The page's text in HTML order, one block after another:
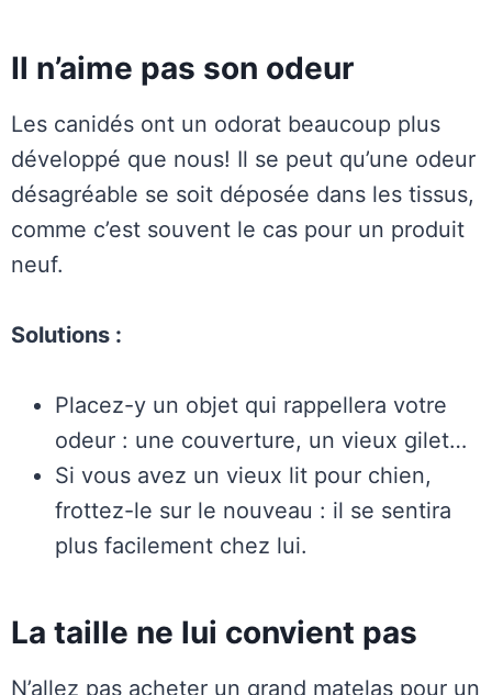
Il n’aime pas son odeur
Les canidés ont un odorat beaucoup plus
développé que nous! Il se peut qu’une odeur
désagréable se soit déposée dans les tissus,
comme c’est souvent le cas pour un produit
neuf.
Solutions :
Placez-y un objet qui rappellera votre
odeur : une couverture, un vieux gilet…
Si vous avez un vieux lit pour chien,
frottez-le sur le nouveau : il se sentira
plus facilement chez lui.
La taille ne lui convient pas
N’allez pas acheter un grand matelas pour un